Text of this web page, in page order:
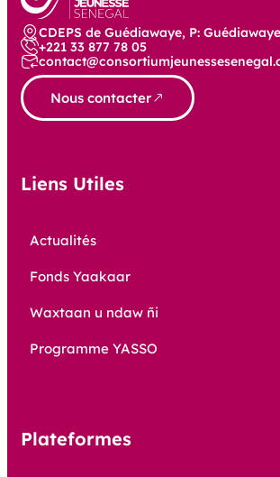
CDEPS de Guédiawaye, P:
+221 33 877 78 05
Nous contacter
Liens Utiles
Actualités
Fonds Yaakaar
Waxtaan u ndaw ñi
Programme YASSO
Plateformes